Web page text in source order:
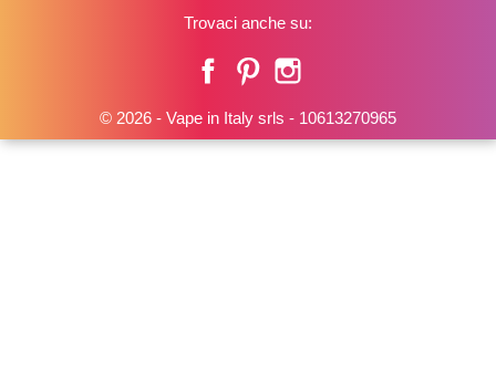
Trovaci anche su:
FacebookPinterest
© 2026 - Vape in Italy srls - 10613270965